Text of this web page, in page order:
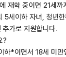
재학 중이면 21세까
5세이하 자녀, 청년
가로 지원합니다.
?
*이면서 18세 미만